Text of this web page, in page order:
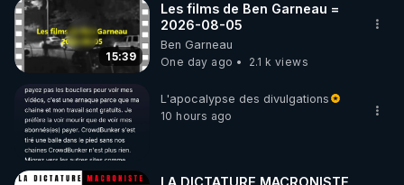
15:39
Les films de Ben Garneau =
2026-08-05
Ben Garneau
One day ago
2.1 k views
L'apocalypse des divulgations
10 hours ago
LA DICTATURE MACRONISTE